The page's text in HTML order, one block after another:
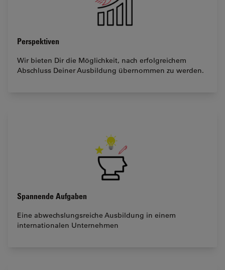
Perspektiven
Wir bieten Dir die Möglichkeit, nach erfolgreichem
Abschluss Deiner Ausbildung übernommen zu werden.
Spannende Aufgaben
Eine abwechslungsreiche Ausbildung in einem
internationalen Unternehmen